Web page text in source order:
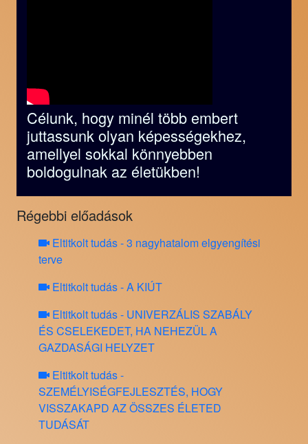
Célunk, hogy minél több embert
juttassunk olyan képességekhez,
amellyel sokkal könnyebben
boldogulnak az életükben!
Régebbi előadások
Eltitkolt tudás - 3 nagyhatalom elgyengítési
terve
Eltitkolt tudás - A KIÚT
Eltitkolt tudás - UNIVERZÁLIS SZABÁLY
ÉS CSELEKEDET, HA NEHEZÜL A
GAZDASÁGI HELYZET
Eltitkolt tudás -
SZEMÉLYISÉGFEJLESZTÉS, HOGY
VISSZAKAPD AZ ÖSSZES ÉLETED
TUDÁSÁT